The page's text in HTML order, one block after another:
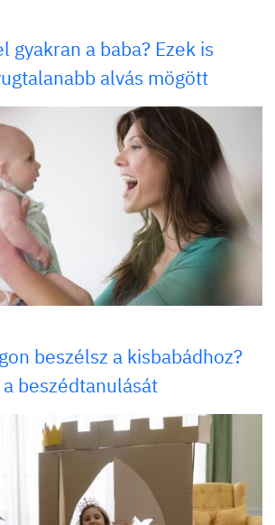
gyakran a baba? Ezek is
alvás mögött
beszélsz a kisbabádhoz?
beszédtanulását